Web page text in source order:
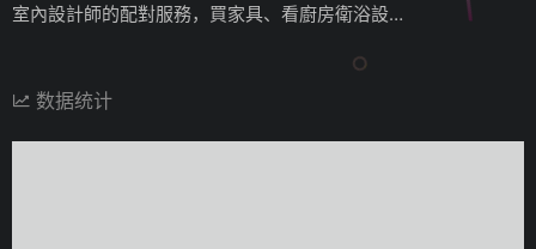
室內設計師的配對服務，買家具、看廚房衛浴設…
数据统计